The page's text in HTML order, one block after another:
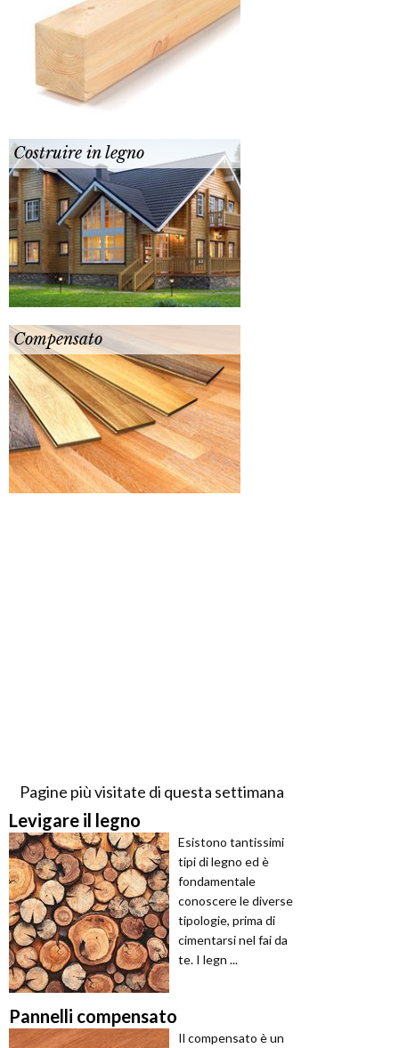
Costruire in legno
Compensato
Pagine più visitate di questa settimana
Levigare il legno
Esistono tantissimi
tipi di legno ed è
fondamentale
conoscere le diverse
tipologie, prima di
cimentarsi nel fai da
te. I legn ...
Pannelli compensato
Il compensato è un